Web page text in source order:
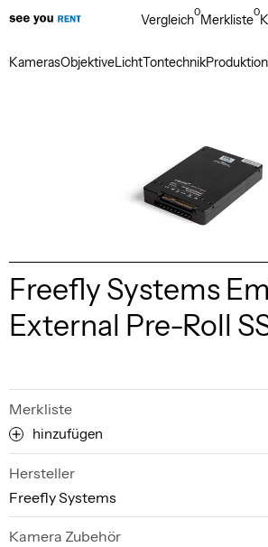
KamerasObjektiveLichtTontechnikProduktion
Vergleich0Merkliste0
Freefly Systems
External Pre-Roll
Merkliste
hinzufügen
Hersteller
Freefly Systems
Kamera Zubehör